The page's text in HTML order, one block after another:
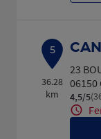
5
36.28
km
23
06150
4,5/5